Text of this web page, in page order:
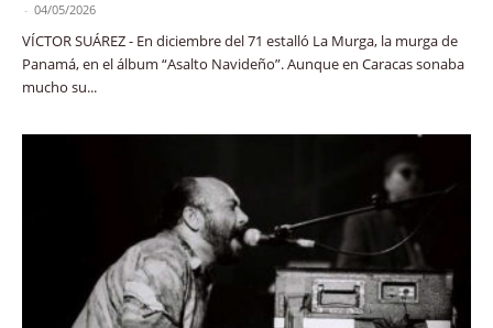
- 04/05/2026
VÍCTOR SUÁREZ - En diciembre del 71 estalló La Murga, la murga de
Panamá, en el álbum “Asalto Navideño”. Aunque en Caracas sonaba
mucho su...